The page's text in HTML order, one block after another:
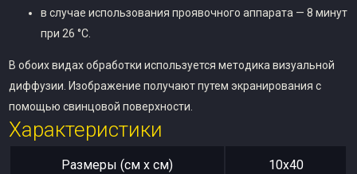
в случае использования проявочного аппарата — 8 минут
при 26 °C.
В обоих видах обработки используется методика визуальной
диффузии. Изображение получают путем экранирования с
помощью свинцовой поверхности.
Характеристики
Размеры (см x см) 10х40